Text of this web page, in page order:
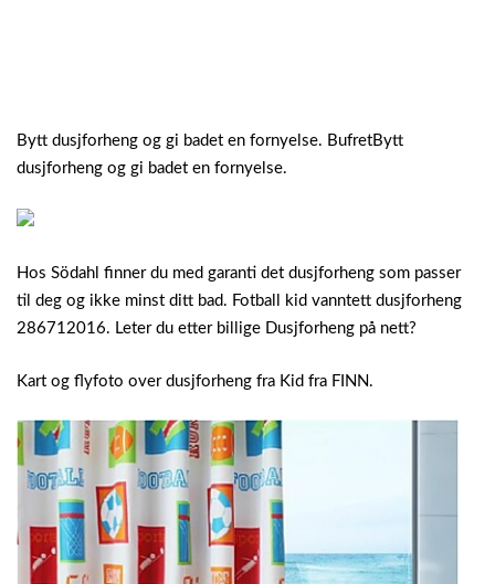
Bytt dusjforheng og gi badet en fornyelse. BufretBytt
dusjforheng og gi badet en fornyelse.
Hos Södahl finner du med garanti det dusjforheng som passer
til deg og ikke minst ditt bad. Fotball kid vanntett dusjforheng
286712016. Leter du etter billige Dusjforheng på nett?
Kart og flyfoto over dusjforheng fra Kid fra FINN.